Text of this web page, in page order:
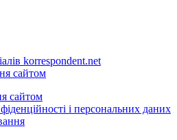
korrespondent.net
сайтом
сайтом
і персональних даних